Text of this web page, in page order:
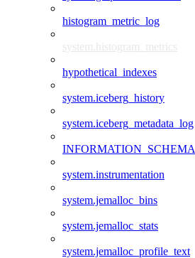
histogram_metric_log
system.histogram_metrics
hypothetical_indexes
system.iceberg_history
system.iceberg_metadata_log
INFORMATION_SCHEMA
system.instrumentation
system.jemalloc_bins
system.jemalloc_stats
system.jemalloc_profile_text